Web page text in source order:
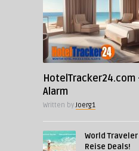
Alarm
Written byJoerg1
World
Reise Deals!